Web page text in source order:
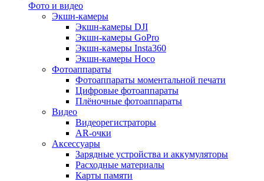
Фото и видео
Экшн-камеры
Экшн-камеры DJI
Экшн-камеры GoPro
Экшн-камеры Insta360
Экшн-камеры Hoco
Фотоаппараты
Фотоаппараты моментальной печати
Цифровые фотоаппараты
Плёночные фотоаппараты
Видео
Видеорегистраторы
AR-очки
Аксессуары
Зарядные устройства и аккумуляторы
Расходные материалы
Карты памяти